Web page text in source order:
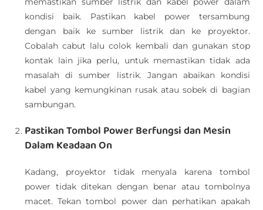
kondisi baik. Pastikan kabel power tersambung
dengan baik ke sumber listrik dan ke proyektor.
Cobalah cabut lalu colok kembali dan gunakan stop
kontak lain jika perlu, untuk memastikan tidak ada
masalah di sumber listrik. Jangan abaikan kondisi
kabel yang kemungkinan rusak atau sobek di bagian
sambungan.
Pastikan Tombol Power Berfungsi dan Mesin
Dalam Keadaan On
Kadang, proyektor tidak menyala karena tombol
power tidak ditekan dengan benar atau tombolnya
macet. Tekan tombol power dan perhatikan apakah